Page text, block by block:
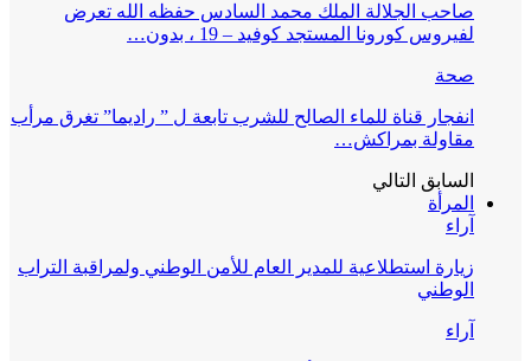
صاحب الجلالة الملك محمد السادس حفظه الله تعرض
لفيروس كورونا المستجد كوفيد – 19 ، بدون…
صحة
انفجار قناة للماء الصالح للشرب تابعة ل ” راديما” تغرق مرأب
مقاولة بمراكش…
السابق التالي
المرأة
آراء
زيارة استطلاعية للمدير العام للأمن الوطني ولمراقبة التراب
الوطني
آراء